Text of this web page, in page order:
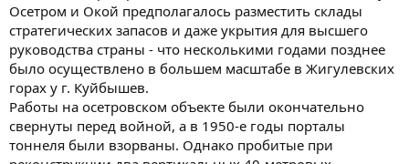
Осетром и Окой предполагалось разместить склады
стратегических запасов и даже укрытия для высшего
руководства страны - что несколькими годами позднее
было осуществлено в большем масштабе в Жигулевских
горах у г. Куйбышев.
Работы на осетровском объекте были окончательно
свернуты перед войной, а в 1950-е годы порталы
тоннеля были взорваны. Однако пробитые при